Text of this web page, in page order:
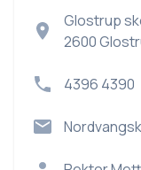
Glostrup
2600
4396 4390